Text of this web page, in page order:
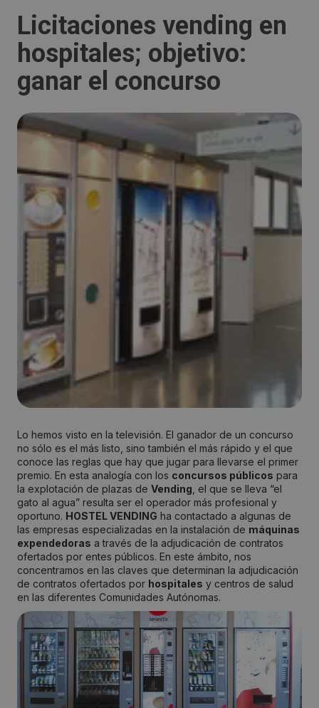
Licitaciones vending en
hospitales; objetivo:
ganar el concurso
Lo hemos visto en la televisión. El ganador de un concurso
no sólo es el más listo, sino también el más rápido y el que
conoce las reglas que hay que jugar para llevarse el primer
premio. En esta analogía con los concursos públicos para
la explotación de plazas de Vending , el que se lleva “el
gato al agua” resulta ser el operador más profesional y
oportuno. HOSTEL VENDING ha contactado a algunas de
las empresas especializadas en la instalación de máquinas
expendedoras a través de la adjudicación de contratos
ofertados por entes públicos. En este ámbito, nos
concentramos en las claves que determinan la adjudicación
de contratos ofertados por hospitales y centros de salud
en las diferentes Comunidades Autónomas.